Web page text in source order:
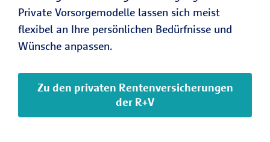
Private Vorsorgemodelle lassen sich meist
flexibel an Ihre persönlichen Bedürfnisse und
Wünsche anpassen.
Zu den privaten Rentenversicherungen
der R+V